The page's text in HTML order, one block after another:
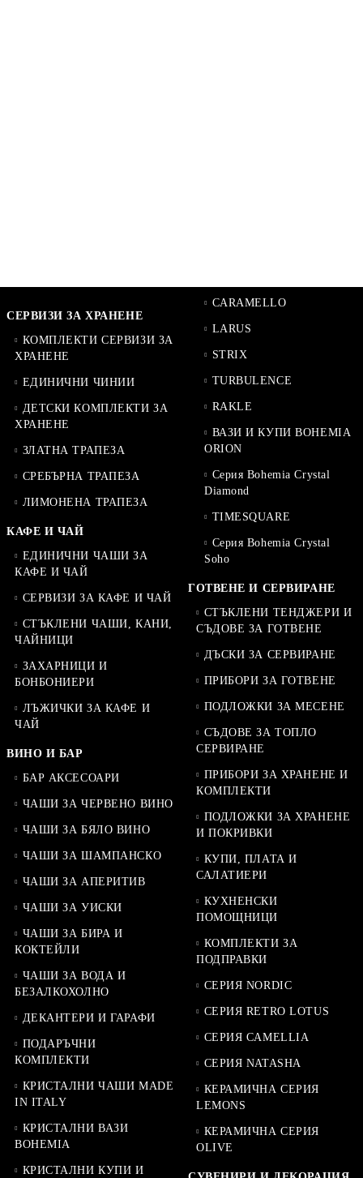
СЕРВИЗИ ЗА ХРАНЕНЕ
КОМПЛЕКТИ СЕРВИЗИ ЗА
ХРАНЕНЕ
ЕДИНИЧНИ ЧИНИИ
ДЕТСКИ КОМПЛЕКТИ ЗА
ХРАНЕНЕ
ЗЛАТНА ТРАПЕЗА
СРЕБЪРНА ТРАПЕЗА
ЛИМОНЕНА ТРАПЕЗА
КАФЕ И ЧАЙ
ЕДИНИЧНИ ЧАШИ ЗА
КАФЕ И ЧАЙ
СЕРВИЗИ ЗА КАФЕ И ЧАЙ
СТЪКЛЕНИ ЧАШИ, КАНИ,
ЧАЙНИЦИ
ЗАХАРНИЦИ И
БОНБОНИЕРИ
ЛЪЖИЧКИ ЗА КАФЕ И
ЧАЙ
ВИНО И БАР
БАР АКСЕСОАРИ
ЧАШИ ЗА ЧЕРВЕНО ВИНО
ЧАШИ ЗА БЯЛО ВИНО
ЧАШИ ЗА ШАМПАНСКО
ЧАШИ ЗА АПЕРИТИВ
ЧАШИ ЗА УИСКИ
ЧАШИ ЗА БИРА И
КОКТЕЙЛИ
ЧАШИ ЗА ВОДА И
БЕЗАЛКОХОЛНО
ДЕКАНТЕРИ И ГАРАФИ
ПОДАРЪЧНИ
КОМПЛЕКТИ
КРИСТАЛНИ ЧАШИ MADE
IN ITALY
КРИСТАЛНИ ВАЗИ
BOHEMIA
КРИСТАЛНИ КУПИ И
CARAMELLO
LARUS
STRIX
TURBULENCE
RAKLE
ВАЗИ И КУПИ BOHEMIA
ORION
Серия Bohemia Crystal
Diamond
TIMESQUARE
Серия Bohemia Crystal
Soho
ГОТВЕНЕ И СЕРВИРАНЕ
СТЪКЛЕНИ ТЕНДЖЕРИ И
СЪДОВЕ ЗА ГОТВЕНЕ
ДЪСКИ ЗА СЕРВИРАНЕ
ПРИБОРИ ЗА ГОТВЕНЕ
ПОДЛОЖКИ ЗА МЕСЕНЕ
СЪДОВЕ ЗА ТОПЛО
СЕРВИРАНЕ
ПРИБОРИ ЗА ХРАНЕНЕ И
КОМПЛЕКТИ
ПОДЛОЖКИ ЗА ХРАНЕНЕ
И ПОКРИВКИ
КУПИ, ПЛАТА И
САЛАТИЕРИ
КУХНЕНСКИ
ПОМОЩНИЦИ
КОМПЛЕКТИ ЗА
ПОДПРАВКИ
СЕРИЯ NORDIC
СЕРИЯ RETRO LOTUS
СЕРИЯ CAMELLIA
СЕРИЯ NATASHA
КЕРАМИЧНА СЕРИЯ
LEMONS
КЕРАМИЧНА СЕРИЯ
OLIVE